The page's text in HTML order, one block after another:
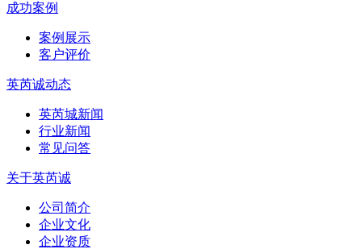
成功案例
案例展示
客户评价
英芮诚动态
英芮城新闻
行业新闻
常见问答
关于英芮诚
公司简介
企业文化
企业资质